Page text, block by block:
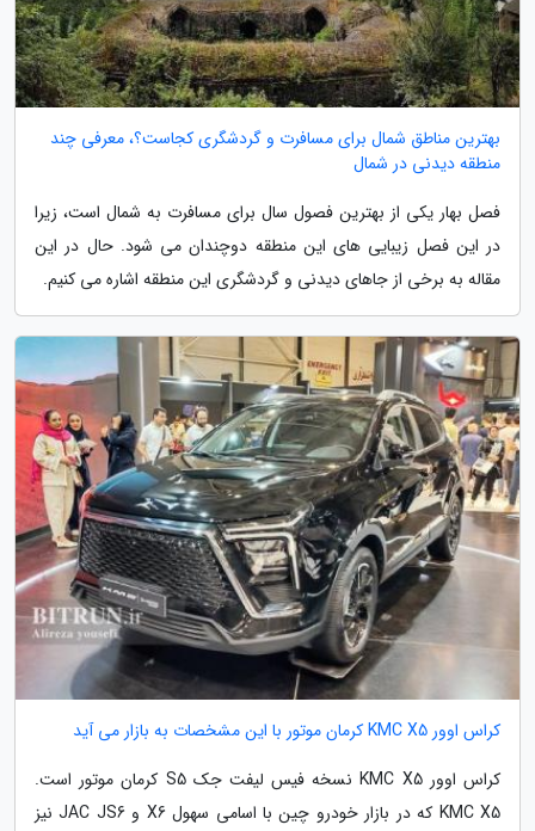
بهترین مناطق شمال برای مسافرت و گردشگری کجاست؟، معرفی چند
منطقه دیدنی در شمال
فصل بهار یکی از بهترین فصول سال برای مسافرت به شمال است، زیرا
در این فصل زیبایی های این منطقه دوچندان می شود. حال در این
مقاله به برخی از جاهای دیدنی و گردشگری این منطقه اشاره می کنیم.
کراس اوور KMC X5 کرمان موتور با این مشخصات به بازار می آید
کراس اوور KMC X5 نسخه فیس لیفت جک S5 کرمان موتور است.
KMC X5 که در بازار خودرو چین با اسامی سهول X6 و JAC JS6 نیز